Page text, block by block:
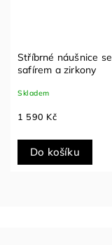
Stříbrné náušnice se
safírem a zirkony
Skladem
1 590 Kč
Do košíku